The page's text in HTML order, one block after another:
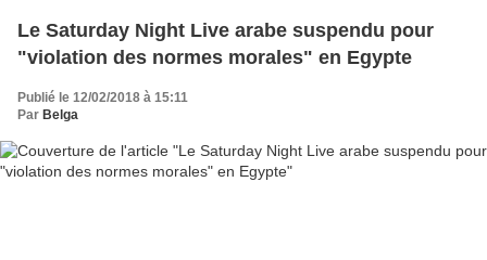
Le Saturday Night Live arabe suspendu pour
"violation des normes morales" en Egypte
Publié le 12/02/2018 à 15:11
Par Belga